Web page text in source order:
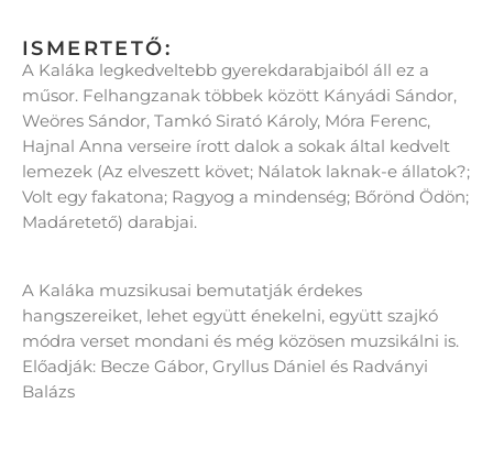
ISMERTETŐ:
A Kaláka legkedveltebb gyerekdarabjaiból áll ez a
műsor. Felhangzanak többek között Kányádi Sándor,
Weöres Sándor, Tamkó Sirató Károly, Móra Ferenc,
Hajnal Anna verseire írott dalok a sokak által kedvelt
lemezek (Az elveszett követ; Nálatok laknak-e állatok?;
Volt egy fakatona; Ragyog a mindenség; Bőrönd Ödön;
Madáretető) darabjai.
A Kaláka muzsikusai bemutatják érdekes
hangszereiket, lehet együtt énekelni, együtt szajkó
módra verset mondani és még közösen muzsikálni is.
Előadják: Becze Gábor, Gryllus Dániel és Radványi
Balázs